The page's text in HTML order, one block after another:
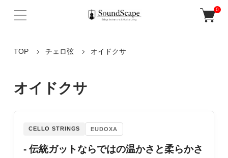
0
TOP チェロ弦 オイドクサ
オイドクサ
CELLO STRINGS EUDOXA
- 伝統ガットならではの温かさと柔らかさ